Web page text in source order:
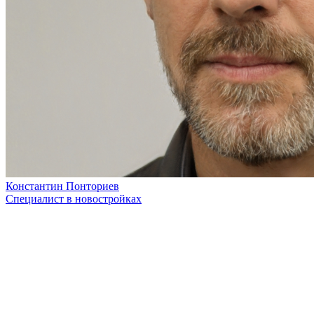
Константин Понториев
Специалист в новостройках